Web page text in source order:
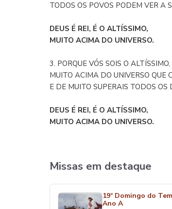
TODOS OS POVOS PODEM VER A
DEUS É REI, É O ALTÍSSIMO,
MUITO ACIMA DO UNIVERSO.
3. PORQUE VÓS SOIS O
MUITO ACIMA DO UNIVERSO QUE
E DE MUITO SUPERAIS TODOS OS
DEUS É REI, É O ALTÍSSIMO,
MUITO ACIMA DO UNIVERSO.
Missas em destaque
19º Domingo do
Ano A